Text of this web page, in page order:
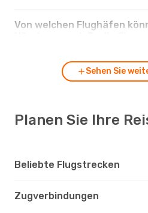
Von welchen Flughäfen
Sehen Sie
Planen Sie Ihre
Beliebte Flugstrecken
Zugverbindungen